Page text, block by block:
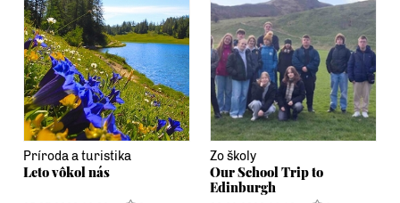
Príroda a turistika
Leto vôkol nás
Zo školy
Our School Trip to
Edinburgh